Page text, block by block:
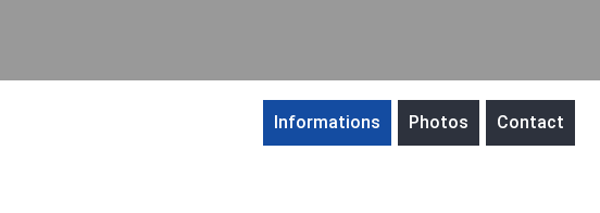
Informations Photos Contact